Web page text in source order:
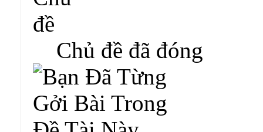
Chủ đề đã đóng